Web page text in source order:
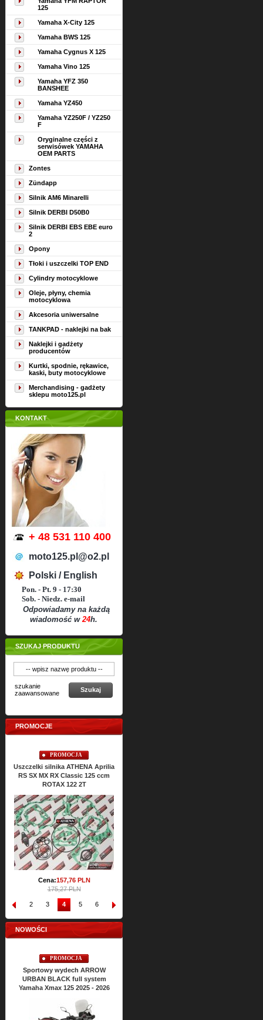
125
Yamaha X-City 125
Yamaha BWS 125
Yamaha Cygnus X 125
Yamaha Vino 125
Yamaha YFZ 350
BANSHEE
Yamaha YZ450
Yamaha YZ250F / YZ250
F
Oryginalne części z
serwisówek YAMAHA
OEM PARTS
Zontes
Zündapp
Silnik AM6 Minarelli
Silnik DERBI D50B0
Silnik DERBI EBS EBE euro
2
Opony
Tłoki i uszczelki TOP END
Cylindry motocyklowe
Oleje, płyny, chemia
motocyklowa
Akcesoria uniwersalne
TANKPAD - naklejki na bak
Naklejki i gadżety
producentów
Kurtki, spodnie, rękawice,
kaski, buty motocyklowe
Merchandising - gadżety
sklepu moto125.pl
KONTAKT
+ 48 531 110 400
moto125.pl@o2.pl
Polski / English
Pon. - Pt. 9 - 17:30
Sob. - Niedz. e-mail
Odpowiadamy na każdą
wiadomość w24h.
SZUKAJ PRODUKTU
szukanie
zaawansowane
Szukaj
PROMOCJE
PROMOCJA
Uszczelki silnika ATHENA Aprilia
RS SX MX RX Classic 125 ccm
ROTAX 122 2T
Cena:157,76PLN
175,27 PLN
1 2 3 4 5 6 7
NOWOŚCI
PROMOCJA
Sportowy wydech ARROW
URBAN BLACK full system
Yamaha Xmax 125 2025 - 2026